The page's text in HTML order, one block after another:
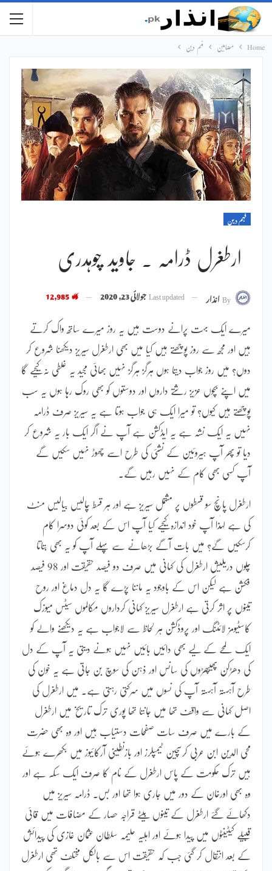
Home مضامین فہم دین
فہم دین
ارطغرل ڈرامہ ۔ جاوید چوہدری
Byانذار Last updatedجولائی 23, 2020
میرے ایک بہت پرانے دوست ہیں یہ روز میرے ساتھ واک کرتے
ہیں اور مجھ سے روز پوچھتے ہیں کیا میں بھی ارطغرل سیریز دیکھنا شروع کر
دوں؟ میں روز جواب دیتا ہوں ہرگز ہرگز نہیں بھائی مجید یہ غلطی نہ کیجیے گا
میں اپنے بچوں عزیز رشتے داروں اور دوستوں کو بھی روک رہا ہوں یہ سب
پوچھتے ہیں کیوں؟ تو میرا ایک ہی جواب ہوتا ہے یہ سیریز صرف ڈرامہ
نہیں یہ ایک نشہ ہے یہ ایڈکشن ہے آپ نے اگر ایک بار یہ شروع کر
دیا تو پھر آپ ہیروئین کے نشئی کی طرح اسے چھوڑ نہیں سکیں گے
آپ کسی بھی کام کے نہیں رہیں گے۔
ارطغرل پانچ سو قسطوں پر مشتمل سیریز ہے اور ہر قسط چالیس بیالیس منٹ
کی ہے لہٰذا آپ خود اندازہ کیجیے کیا آپ اس کے بعد کوئی دوسرا کام
کرسکیں گے؟ میں بات آگے بڑھانے سے پہلے آپ کو یہ بھی بتاتا
چلوں دریلیش ارطغرل کی کہانی میں صرف دو فیصد حقیقت اور 98 فیصد
فکشن ہے لیکن اس کے باوجود یہ ماننا پڑے گا یہ دل دماغ اور روح
تینوں پر اثر کرتی ہے ارطغرل سیریز کہانی کرداروں مکالموں سیٹس میوزک
کاسٹیومز لائٹنگ اور پروڈکشن ہر لحاظ سے لاجواب ہے یہ دیکھنے والے کو
ایک لمحے کے لیے بھی دائیں بائیں نہیں ہونے دیتی یہ آپ کے دل
کی دھڑکن پھیپھڑوں کی سانس اور ذہن کی سوچ بن جاتی ہے یہ خون کی
طرح آہستہ آہستہ آپ کی نسوں میں سرکتی رہتی ہے۔ میں ارطغرل کی
اصل کہانی سے واقف تھا میں جانتا تھا پوری ترک تاریخ میں ارطغرل
کے بارے میں صرف سات صفحات دستیاب ہیں اور وہ بھی حضرت
محی الدین ابن عربی کرسچین ٹیمپلرز اور بازنطینی آرکائیوز میں بکھرے ہوئے
ہیں ترک حکومت کے پاس ارطغرل کے نام کا صرف ایک سکہ ہے اور
وہ بھی اورخان کے دور میں جاری ہوا تھا اور بس۔ ڈرامہ سیریز میں
دکھائے گئے ارطغرل کے تینوں بیٹے قراجہ حصار کے مضافات میں قائی
قبیلے کیٹینٹوں میں پیدا ہوئے اور اہلیہ حلیمہ سلطان عثمان غازی کی پیدائش
کے بعد انتقال کر گئی جب کہ حقیقت اس سے بالکل مختلف تھی ارطغرل